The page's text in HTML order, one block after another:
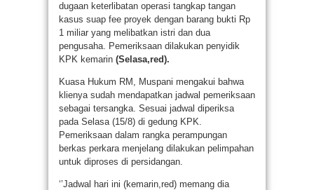
dugaan keterlibatan operasi tangkap tangan
kasus suap fee proyek dengan barang bukti Rp
1 miliar yang melibatkan istri dan dua
pengusaha. Pemeriksaan dilakukan penyidik
KPK kemarin (Selasa,red).
Kuasa Hukum RM, Muspani mengakui bahwa
klienya sudah mendapatkan jadwal pemeriksaan
sebagai tersangka. Sesuai jadwal diperiksa
pada Selasa (15/8) di gedung KPK.
Pemeriksaan dalam rangka perampungan
berkas perkara menjelang dilakukan pelimpahan
untuk diproses di persidangan.
‘’Jadwal hari ini (kemarin,red) memang dia